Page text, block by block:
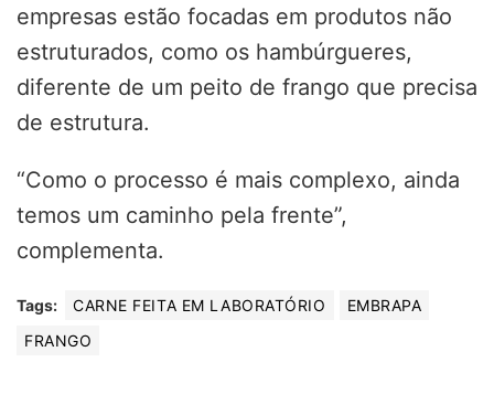
empresas estão focadas em produtos não
estruturados, como os hambúrgueres,
diferente de um peito de frango que precisa
de estrutura.
“Como o processo é mais complexo, ainda
temos um caminho pela frente”,
complementa.
Tags: CARNE FEITA EM LABORATÓRIO
EMBRAPA
FRANGO